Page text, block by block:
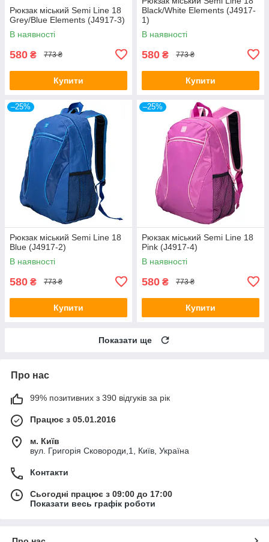
Рюкзак міський Semi Line 18
Grey/Blue Elements (J4917-3)
В наявності
580 ₴ 773 ₴
Купити
Black/White Elements (J4917-
1)
В наявності
580 ₴ 773 ₴
Купити
–25%
Рюкзак міський Semi Line 18
Blue (J4917-2)
В наявності
580 ₴ 773 ₴
Купити
–25%
Рюкзак міський Semi Line 18
Pink (J4917-4)
В наявності
580 ₴ 773 ₴
Купити
Показати ще
Про нас
99% позитивних з 390 відгуків за рік
Працює з 05.01.2016
м. Київ
вул. Григорія Сковороди,1, Київ, Україна
Контакти
Сьогодні працює з 09:00 до 17:00
Показати весь графік роботи